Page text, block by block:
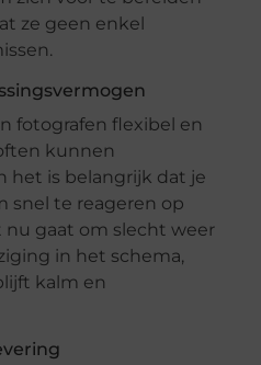
ze geen enkel
fotografen flexibel en
kunnen
het is belangrijk dat je
snel te reageren op
nu gaat om slecht weer
in het schema,
kalm en